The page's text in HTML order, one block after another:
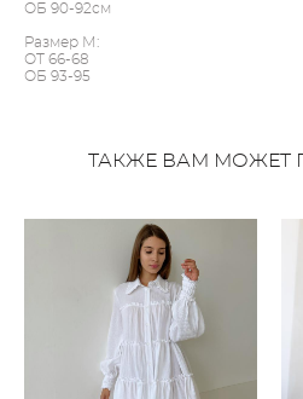
ОБ 90-92см
Размер М:
ОТ 66-68
ОБ 93-95
ТАКЖЕ ВАМ МОЖЕТ